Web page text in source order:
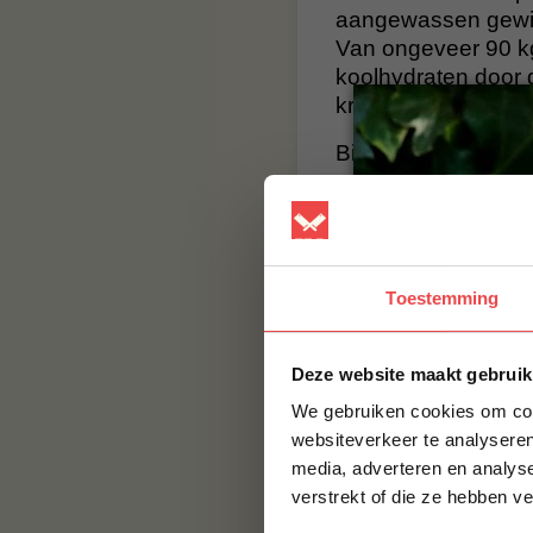
Toestemming
Deze website maakt
We gebruiken cookies om
websiteverkeer te
media, adverteren en
verstrekt of die ze hebben
aangewassen
Van ongeveer 90
koolhydraten door
kruidige
Bij vleeswaren
gegeten voor de
BBQuality
BBQuality staat
smaak brengen.
BBQuality!
Contact
Voor vragen of
jouw vraag hier